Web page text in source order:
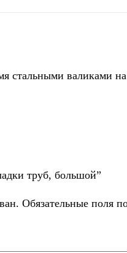
стальными валиками
труб, большой”
Обязательные поля